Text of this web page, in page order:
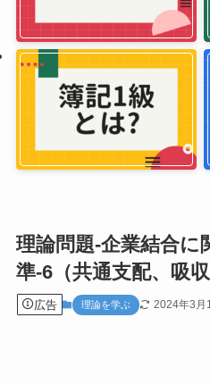
理論問題-企業結合に
準-6（共通支配、吸収
広告 理論を学ぶ 2024年3月